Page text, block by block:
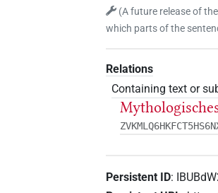
(A future release of
which parts of the
Relations
Containing text or
Persistent ID: